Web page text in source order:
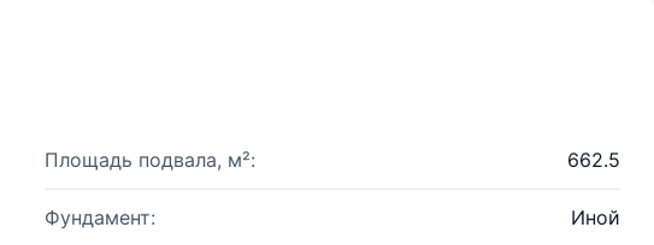
Площадь подвала, м²: 662.5
Фундамент: Иной